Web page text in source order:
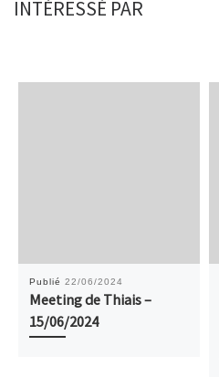
INTÉRESSÉ PAR
Publié 22/06/2024
Meeting de Thiais –
15/06/2024